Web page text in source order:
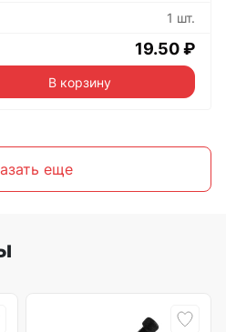
1 шт.
19.50 ₽
В корзину
еще